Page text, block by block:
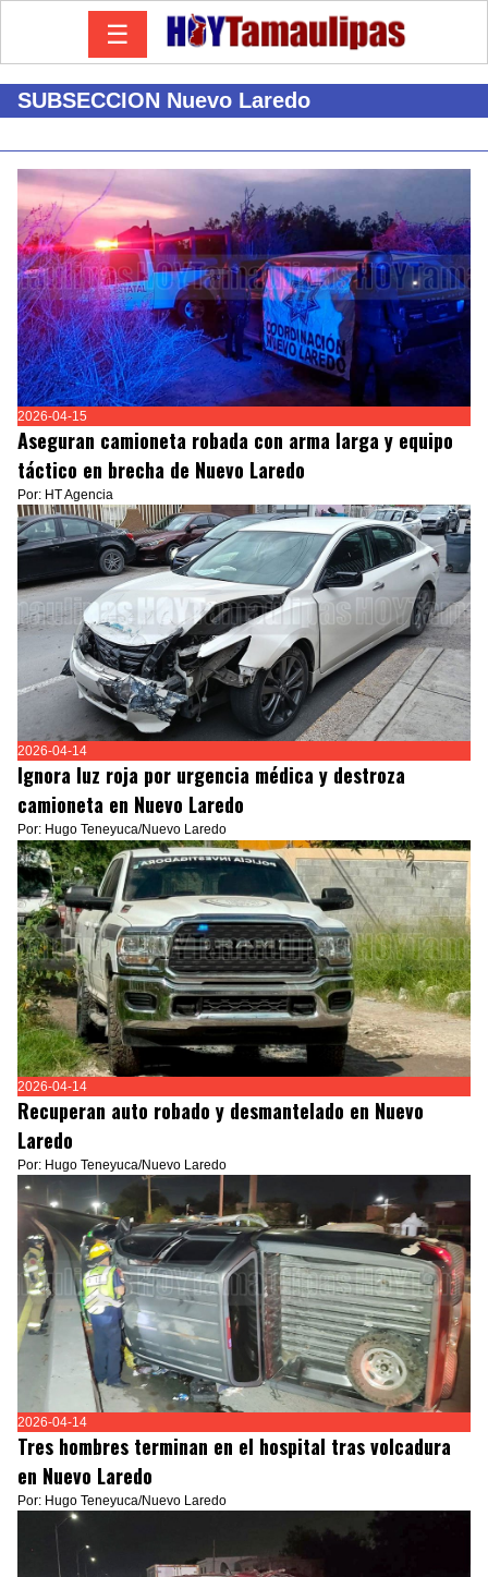
☰
SUBSECCION Nuevo Laredo
2026-04-15
Aseguran camioneta robada con arma larga y equipo
táctico en brecha de Nuevo Laredo
Por: HT Agencia
2026-04-14
Ignora luz roja por urgencia médica y destroza
camioneta en Nuevo Laredo
Por: Hugo Teneyuca/Nuevo Laredo
2026-04-14
Recuperan auto robado y desmantelado en Nuevo
Laredo
Por: Hugo Teneyuca/Nuevo Laredo
2026-04-14
Tres hombres terminan en el hospital tras volcadura
en Nuevo Laredo
Por: Hugo Teneyuca/Nuevo Laredo